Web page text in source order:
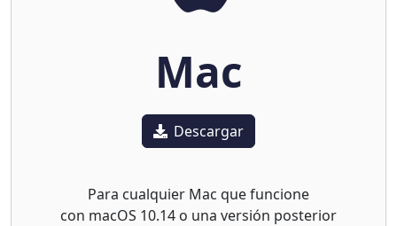
Mac
Descargar
Para cualquier Mac que funcione
con macOS 10.14 o una versión posterior